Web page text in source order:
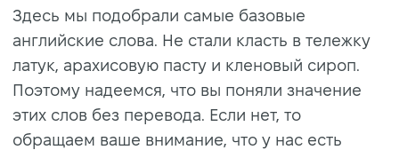
Здесь мы подобрали самые базовые
английские слова. Не стали класть в тележку
латук, арахисовую пасту и кленовый сироп.
Поэтому надеемся, что вы поняли значение
этих слов без перевода. Если нет, то
обращаем ваше внимание, что у нас есть